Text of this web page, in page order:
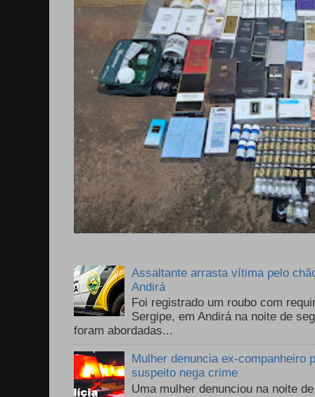
Assaltante arrasta vítima pelo
Andirá
Foi registrado um roubo com
Sergipe, em Andirá na noite de
foram abordadas...
Mulher denuncia ex-companheiro
suspeito nega crime
Uma mulher denunciou na noite